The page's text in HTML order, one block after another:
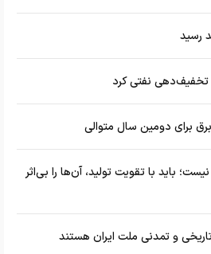
تخفیف‌دهی نفتی کرد
باید با تقویت تولید، آن‌ها را بی‌اثر
و تمدنی ملت ایران هستند